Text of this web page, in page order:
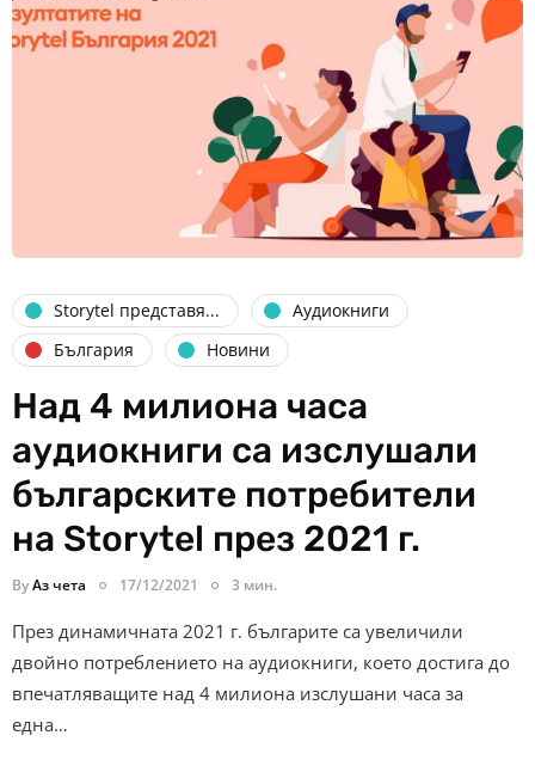
Storytel представя...
Аудиокниги
България
Новини
Над 4 милиона часа
аудиокниги са изслушали
българските потребители
на Storytel през 2021 г.
ByАз чета 17/12/2021 3 мин.
През динамичната 2021 г. българите са увеличили
двойно потреблението на аудиокниги, което достига до
впечатляващите над 4 милиона изслушани часа за
една…